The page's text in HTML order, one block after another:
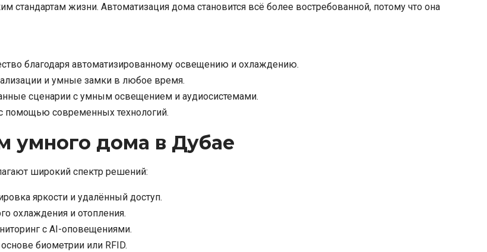
жизни. Автоматизация дома становится всё более востребованной, потому что она
благодаря автоматизированному освещению и охлаждению.
и умные замки в любое время.
сценарии с умным освещением и аудиосистемами.
помощью современных технологий.
умного дома в Дубае
широкий спектр решений:
яркости и удалённый доступ.
охлаждения и отопления.
с AI-оповещениями.
биометрии или RFID.